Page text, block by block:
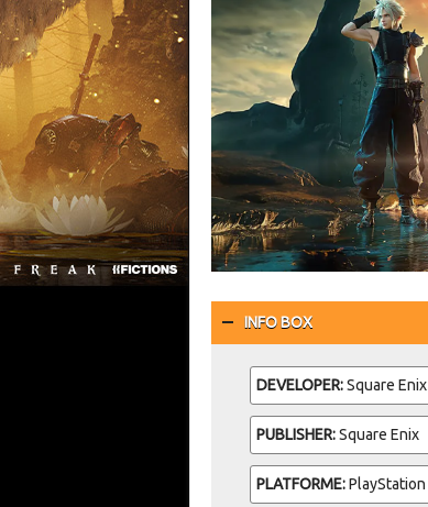
INFO BOX
DEVELOPER:Square Enix
PUBLISHER:Square Enix
PLATFORME:PlayStation